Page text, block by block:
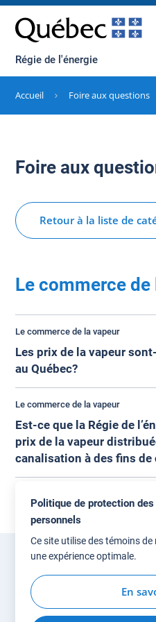
Politique de protection
personnels
Ce site utilise des témoins
une expérience optimale.
En
Régie de l'énergie
Accueil Foire aux questions
Foire aux
Retour à la liste de
Le commerce de
Le commerce de la vapeur
Les prix de la vapeur
au Québec?
Le marché de la vapeur n’est
les prix sont négociés et
conclus entre les
vapeur et leurs clients.
Partager
Le commerce de la vapeur
Est-ce que la Régie de
prix de la vapeur
canalisation à des fins de
La Régie de l’énergie ne
Les prix sont négociés par
producteurs de vapeur et de
Québec, l’affichage des prix
Accès à l'information
Politique de